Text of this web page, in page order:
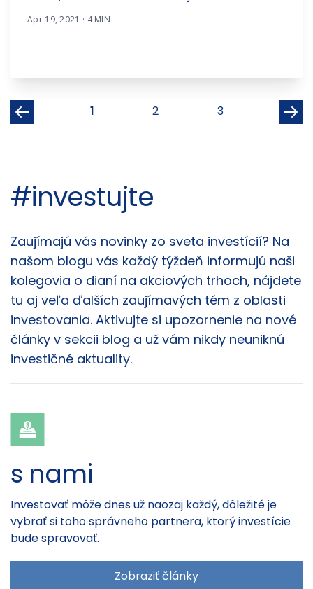
Apr 19, 2021 · 4 MIN
1 2 3
#investujte
Články
Zaujímajú vás novinky zo sveta investícií? Na
našom blogu vás každý týždeň informujú naši
kolegovia o dianí na akciových trhoch, nájdete
tu aj veľa ďalších zaujímavých tém z oblasti
investovania. Aktivujte si upozornenie na nové
články v sekcii blog a už vám nikdy neuniknú
investičné aktuality.
s nami
Investovať môže dnes už naozaj každý, dôležité je
vybrať si toho správneho partnera, ktorý investície
bude spravovať.
Zobraziť články